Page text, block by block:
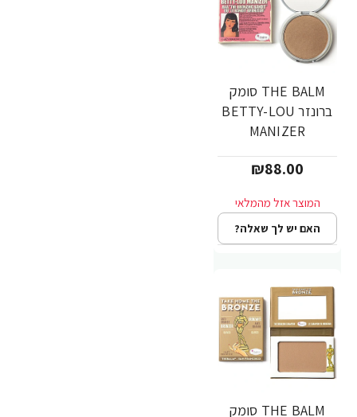
THE BALM סומק
ברונזר BETTY-LOU
MANIZER
₪88.00
האם יש לך שאלה?
THE BALM סומק